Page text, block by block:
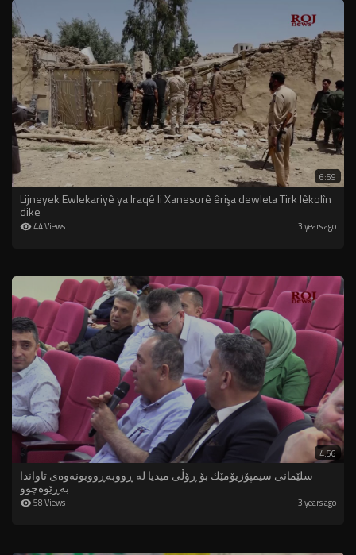
6:59
Lijneyek Ewlekariyê ya Iraqê li Xanesorê êrişa dewleta Tirk lêkolîn
dike
44 Views 3 years ago
4:56
سلێمانى سیمپۆزیۆمێك بۆ ڕۆڵی میدیا لە ڕووبەڕووبونەوەی تاواندا
بەڕێوەچوو
58 Views 3 years ago